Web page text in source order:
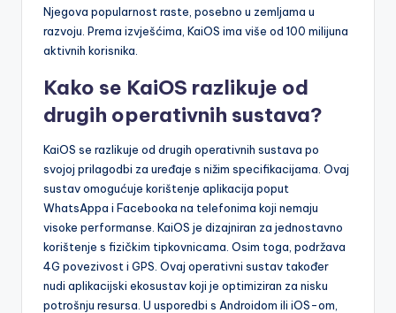
Njegova popularnost raste, posebno u zemljama u
razvoju. Prema izvješćima, KaiOS ima više od 100 milijuna
aktivnih korisnika.
Kako se KaiOS razlikuje od
drugih operativnih sustava?
KaiOS se razlikuje od drugih operativnih sustava po
svojoj prilagodbi za uređaje s nižim specifikacijama. Ovaj
sustav omogućuje korištenje aplikacija poput
WhatsAppa i Facebooka na telefonima koji nemaju
visoke performanse. KaiOS je dizajniran za jednostavno
korištenje s fizičkim tipkovnicama. Osim toga, podržava
4G povezivost i GPS. Ovaj operativni sustav također
nudi aplikacijski ekosustav koji je optimiziran za nisku
potrošnju resursa. U usporedbi s Androidom ili iOS-om,